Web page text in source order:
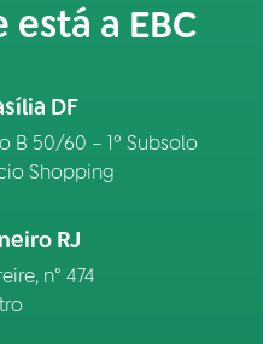
está a EBC
DF
B 50/60 – 1º Subsolo
Shopping
RJ
n° 474